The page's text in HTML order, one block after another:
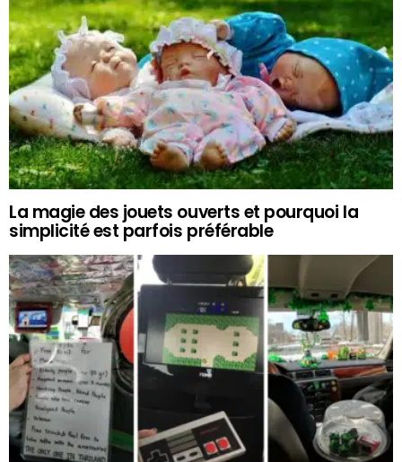
La magie des jouets ouverts et pourquoi la
simplicité est parfois préférable